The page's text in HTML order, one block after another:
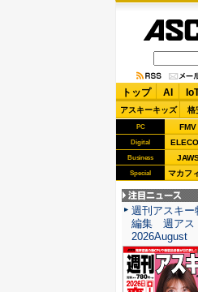
トップ AI
アスキーキッズ 格
PC FMV
Digital
Business
Special マカフ
注目ニュース
週刊アスキー
編集 週アス
2026August